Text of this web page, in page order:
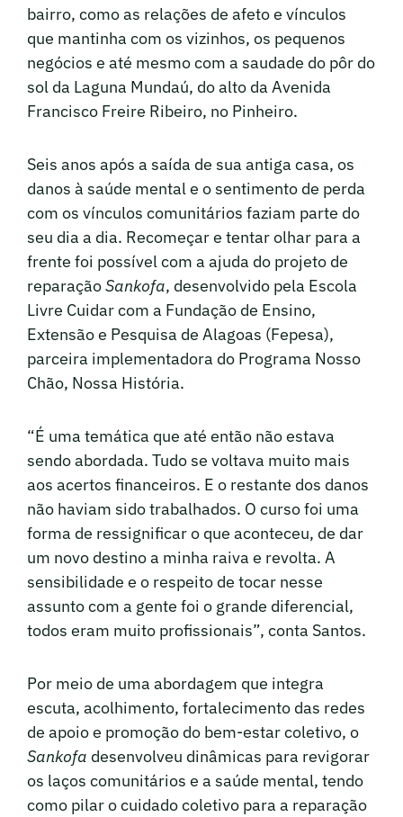
bairro, como as relações de afeto e vínculos
que mantinha com os vizinhos, os pequenos
negócios e até mesmo com a saudade do pôr do
sol da Laguna Mundaú, do alto da Avenida
Francisco Freire Ribeiro, no Pinheiro.
Seis anos após a saída de sua antiga casa, os
danos à saúde mental e o sentimento de perda
com os vínculos comunitários faziam parte do
seu dia a dia. Recomeçar e tentar olhar para a
frente foi possível com a ajuda do projeto de
reparaçãoSankofa, desenvolvido pela Escola
Livre Cuidar com a Fundação de Ensino,
Extensão e Pesquisa de Alagoas (Fepesa),
parceira implementadora do Programa Nosso
Chão, Nossa História.
“É uma temática que até então não estava
sendo abordada. Tudo se voltava muito mais
aos acertos financeiros. E o restante dos danos
não haviam sido trabalhados. O curso foi uma
forma de ressignificar o que aconteceu, de dar
um novo destino a minha raiva e revolta. A
sensibilidade e o respeito de tocar nesse
assunto com a gente foi o grande diferencial,
todos eram muito profissionais”, conta Santos.
Por meio de uma abordagem que integra
escuta, acolhimento, fortalecimento das redes
de apoio e promoção do bem-estar coletivo, o
Sankofa desenvolveu dinâmicas para revigorar
os laços comunitários e a saúde mental, tendo
como pilar o cuidado coletivo para a reparação